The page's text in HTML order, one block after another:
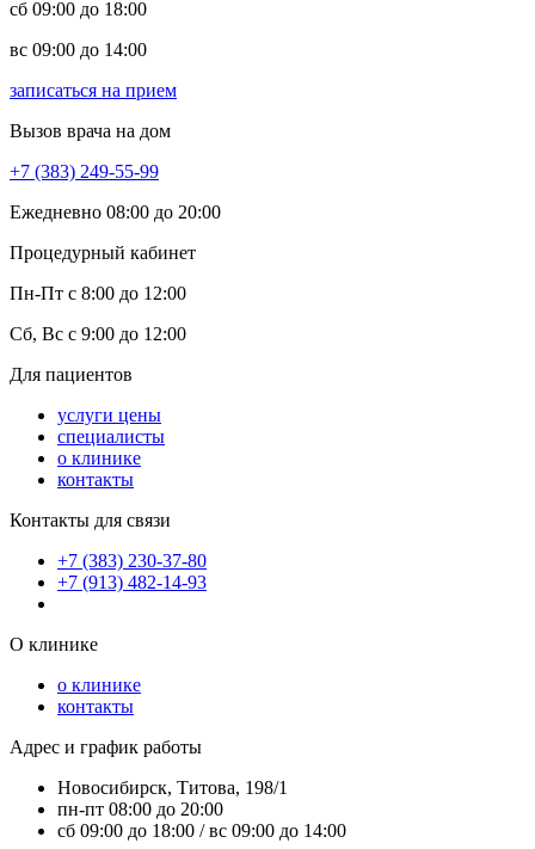
сб 09:00 до 18:00
вс 09:00 до 14:00
записаться на прием
Вызов врача на дом
+7 (383) 249-55-99
Ежедневно 08:00 до 20:00
Процедурный кабинет
Пн-Пт с 8:00 до 12:00
Сб, Вс с 9:00 до 12:00
Для пациентов
услуги цены
специалисты
о клинике
контакты
Контакты для связи
+7 (383) 230-37-80
+7 (913) 482-14-93
О клинике
о клинике
контакты
Адрес и график работы
Новосибирск, Титова, 198/1
пн-пт 08:00 до 20:00
сб 09:00 до 18:00 / вс 09:00 до 14:00